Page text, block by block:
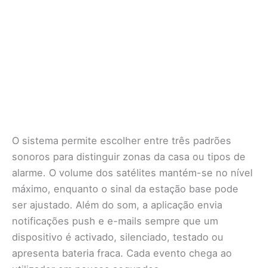
O sistema permite escolher entre três padrões
sonoros para distinguir zonas da casa ou tipos de
alarme. O volume dos satélites mantém-se no nível
máximo, enquanto o sinal da estação base pode
ser ajustado. Além do som, a aplicação envia
notificações push e e-mails sempre que um
dispositivo é activado, silenciado, testado ou
apresenta bateria fraca. Cada evento chega ao